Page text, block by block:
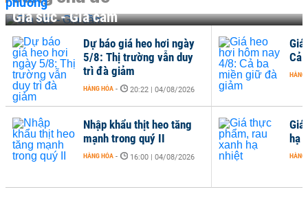
Gia súc - Gia cầm
Giá
hạ
HÀNG
Dự báo giá heo hơi ngày
5/8: Thị trường vẫn duy
trì đà giảm
HÀNG HÓA - 20:22 | 04/08/2026
Nhập khẩu thịt heo tăng
mạnh trong quý II
HÀNG HÓA - 16:00 | 04/08/2026
Cả
HÀNG